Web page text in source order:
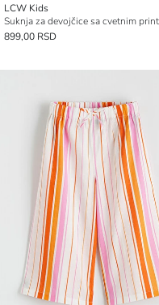
LCW Kids
Suknja za devojčice sa cvetnim
899,00 RSD